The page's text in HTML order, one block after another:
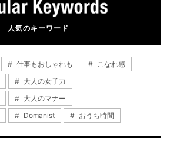
人気のキーワード
仕事もおしゃれも
こなれ感
大人の女子力
大人のマナー
Domanist おうち時間